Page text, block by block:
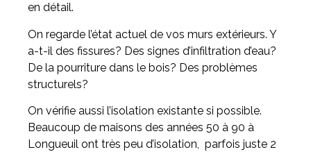
en détail.
On regarde l’état actuel de vos murs extérieurs. Y
a-t-il des fissures? Des signes d’infiltration d’eau?
De la pourriture dans le bois? Des problèmes
structurels?
On vérifie aussi l’isolation existante si possible.
Beaucoup de maisons des années 50 à 90 à
Longueuil ont très peu d’isolation, parfois juste 2